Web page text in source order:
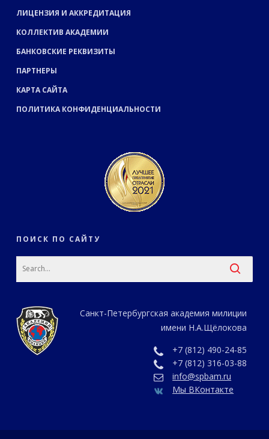
ЛИЦЕНЗИЯ И АККРЕДИТАЦИЯ
КОЛЛЕКТИВ АКАДЕМИИ
БАНКОВСКИЕ РЕКВИЗИТЫ
ПАРТНЕРЫ
КАРТА САЙТА
ПОЛИТИКА КОНФИДЕНЦИАЛЬНОСТИ
ПОИСК ПО САЙТУ
Санкт-Петербургская академия милиции
имени Н.А.Щёлокова
+7 (812) 490-24-85
+7 (812) 316-03-88
info@spbam.ru
Мы ВКонтакте